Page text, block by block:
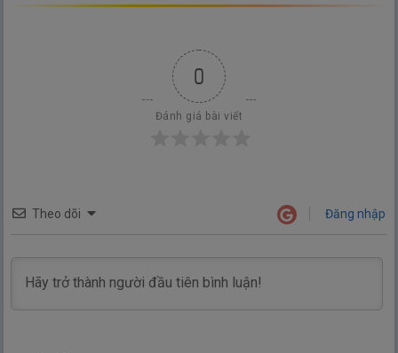
0
Đánh giá bài viết
Theo dõi Đăng nhập